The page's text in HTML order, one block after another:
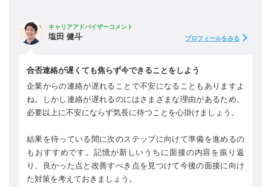
キャリアアドバイザーコメント
塩田 健斗 プロフィールをみる
合否連絡が遅くても焦らず今できることをしよう
企業からの連絡が遅れることで不安になることもありますよ
ね。しかし連絡が遅れるのにはさまざまな理由があるため、
必要以上に不安にならず気長に待つことを心掛けましょう。
結果を待っている間に次のステップに向けて準備を進めるの
もおすすめです。記憶が新しいうちに面接の内容を振り返
り、良かった点と改善すべき点を見つけて今後の面接に向け
た対策を考えておきましょう。